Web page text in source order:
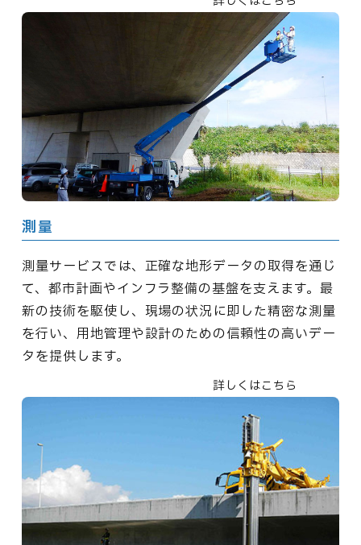
測量
測量サービスでは、正確な地形データの取得を通じ
て、都市計画やインフラ整備の基盤を支えます。最
新の技術を駆使し、現場の状況に即した精密な測量
を行い、用地管理や設計のための信頼性の高いデー
タを提供します。
詳しくはこちら